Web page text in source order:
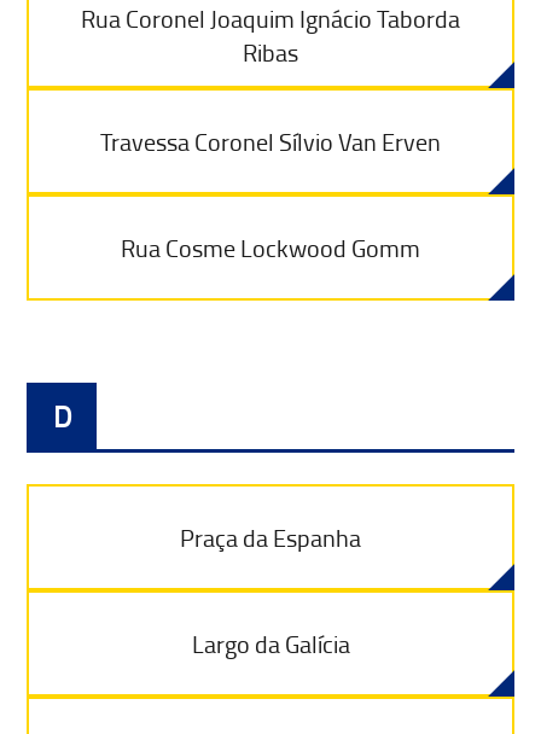
Rua Coronel Joaquim Ignácio Taborda
Ribas
Travessa Coronel Sílvio Van Erven
Rua Cosme Lockwood Gomm
D
Praça da Espanha
Largo da Galícia